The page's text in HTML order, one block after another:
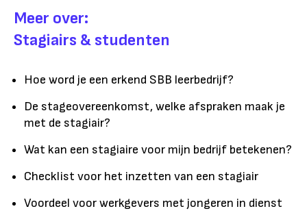
Meer over:
Stagiairs & studenten
Hoe word je een erkend SBB leerbedrijf?
De stageovereenkomst, welke afspraken maak je
met de stagiair?
Wat kan een stagiaire voor mijn bedrijf betekenen?
Checklist voor het inzetten van een stagiair
Voordeel voor werkgevers met jongeren in dienst